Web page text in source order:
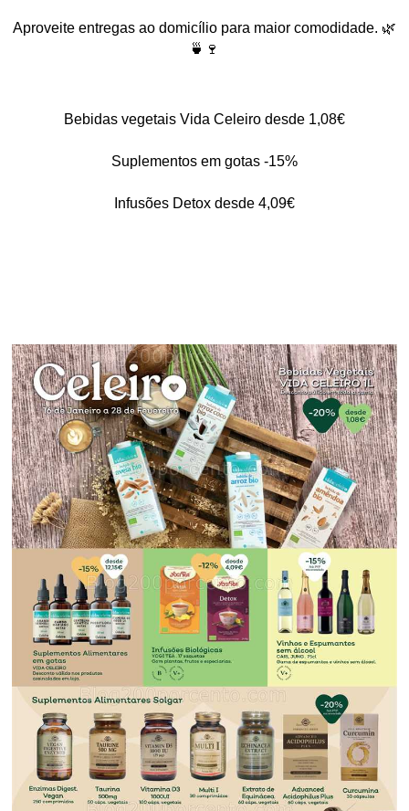
Aproveite entregas ao domicílio para maior comodidade. 🌿
🍵🍷
Bebidas vegetais Vida Celeiro desde 1,08€
Suplementos em gotas -15%
Infusões Detox desde 4,09€